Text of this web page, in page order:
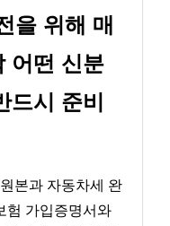
을 위해 매
어떤 신분
시 준비
본과 자동차세 완
험 가입증명서와